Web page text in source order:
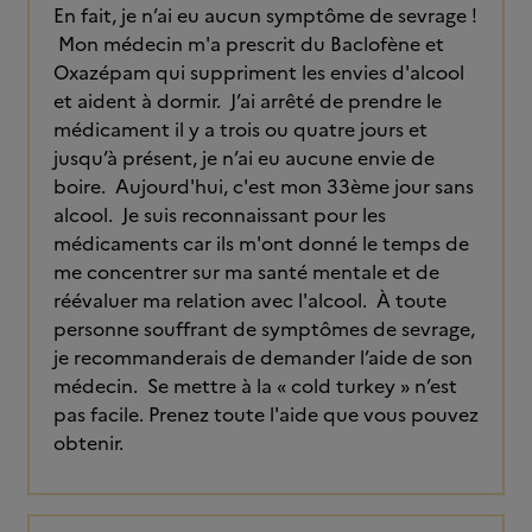
En fait, je n’ai eu aucun symptôme de sevrage !
Mon médecin m'a prescrit du Baclofène et
Oxazépam qui suppriment les envies d'alcool
et aident à dormir. J’ai arrêté de prendre le
médicament il y a trois ou quatre jours et
jusqu’à présent, je n’ai eu aucune envie de
boire. Aujourd'hui, c'est mon 33ème jour sans
alcool. Je suis reconnaissant pour les
médicaments car ils m'ont donné le temps de
me concentrer sur ma santé mentale et de
réévaluer ma relation avec l'alcool. À toute
personne souffrant de symptômes de sevrage,
je recommanderais de demander l’aide de son
médecin. Se mettre à la « cold turkey » n’est
pas facile. Prenez toute l'aide que vous pouvez
obtenir.